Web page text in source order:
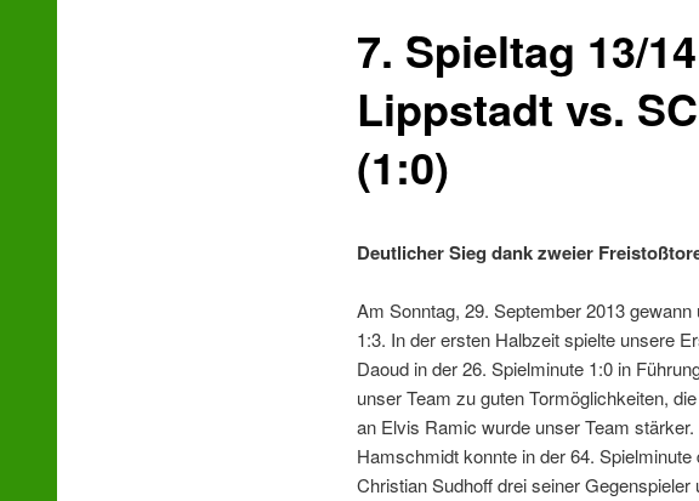
7. Spieltag 13/
Lippstadt vs.
(1:0)
Deutlicher Sieg dank zweier
Am Sonntag, 29. September 2013
1:3. In der ersten Halbzeit spielte unsere
Daoud in der 26. Spielminute 1:0 in
unser Team zu guten Tormöglichkeiten,
an Elvis Ramic wurde unser Team
Hamschmidt konnte in der 64.
Christian Sudhoff drei seiner